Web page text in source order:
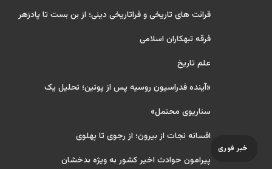
خبر فوری
قرائت های تاریخی و فراتاریخی دینی؛ از بن بست تا پادزهر
فرقه تبهکاران اسلامی
علم تاریخ
«آینده فدراسیون روسیه پس از پوتین؛ تحلیل یک
سناریوی محتمل»
افسانه نجات از بیرون؛ از رجوی تا پهلوی
پیرامون حوادث اخیر کشور به ویژه بدخشان